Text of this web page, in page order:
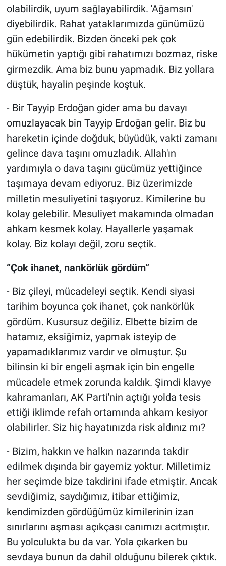
olabilirdik, uyum sağlayabilirdik. 'Ağamsın'
diyebilirdik. Rahat yataklarımızda günümüzü
gün edebilirdik. Bizden önceki pek çok
hükümetin yaptığı gibi rahatımızı bozmaz, riske
girmezdik. Ama biz bunu yapmadık. Biz yollara
düştük, hayalin peşinde koştuk.
- Bir Tayyip Erdoğan gider ama bu davayı
omuzlayacak bin Tayyip Erdoğan gelir. Biz bu
hareketin içinde doğduk, büyüdük, vakti zamanı
gelince dava taşını omuzladık. Allah'ın
yardımıyla o dava taşını gücümüz yettiğince
taşımaya devam ediyoruz. Biz üzerimizde
milletin mesuliyetini taşıyoruz. Kimilerine bu
kolay gelebilir. Mesuliyet makamında olmadan
ahkam kesmek kolay. Hayallerle yaşamak
kolay. Biz kolayı değil, zoru seçtik.
“Çok ihanet, nankörlük gördüm”
- Biz çileyi, mücadeleyi seçtik. Kendi siyasi
tarihim boyunca çok ihanet, çok nankörlük
gördüm. Kusursuz değiliz. Elbette bizim de
hatamız, eksiğimiz, yapmak isteyip de
yapamadıklarımız vardır ve olmuştur. Şu
bilinsin ki bir engeli aşmak için bin engelle
mücadele etmek zorunda kaldık. Şimdi klavye
kahramanları, AK Parti'nin açtığı yolda tesis
ettiği iklimde refah ortamında ahkam kesiyor
olabilirler. Siz hiç hayatınızda risk aldınız mı?
- Bizim, hakkın ve halkın nazarında takdir
edilmek dışında bir gayemiz yoktur. Milletimiz
her seçimde bize takdirini ifade etmiştir. Ancak
sevdiğimiz, saydığımız, itibar ettiğimiz,
kendimizden gördüğümüz kimilerinin izan
sınırlarını aşması açıkçası canımızı acıtmıştır.
Bu yolculukta bu da var. Yola çıkarken bu
sevdaya bunun da dahil olduğunu bilerek çıktık.